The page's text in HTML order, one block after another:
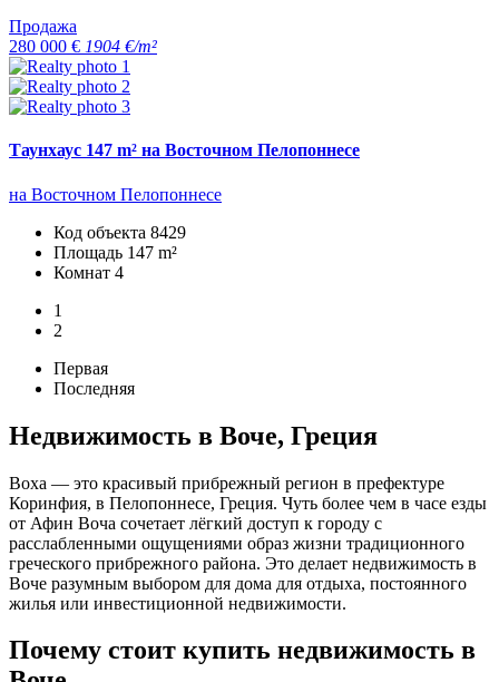
Продажа
280 000 € 1904 €/m²
Таунхаус 147 m² на Восточном Пелопоннесе
на Восточном Пелопоннесе
Код объекта 8429
Площадь 147 m²
Комнат 4
1
2
Первая
Последняя
Недвижимость в Воче, Греция
Воха — это красивый прибрежный регион в префектуре
Коринфия, в Пелопоннесе, Греция. Чуть более чем в часе езды
от Афин Воча сочетает лёгкий доступ к городу с
расслабленными ощущениями образ жизни традиционного
греческого прибрежного района. Это делает недвижимость в
Воче разумным выбором для дома для отдыха, постоянного
жилья или инвестиционной недвижимости.
Почему стоит купить недвижимость в